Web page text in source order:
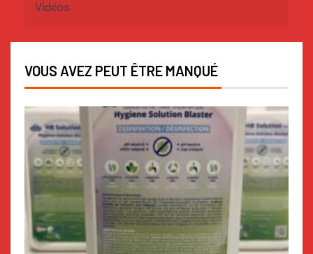
Vidéos
VOUS AVEZ PEUT ÊTRE MANQUÉ